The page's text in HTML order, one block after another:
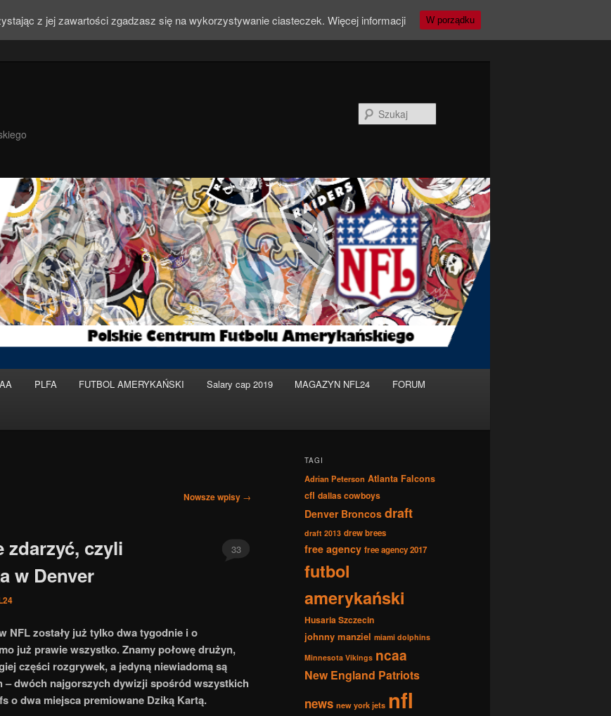
PLFA FUTBOL AMERYKAŃSKI Salary cap 2019 MAGAZYN NFL24 FORUM
Nowsze wpisy →
zdarzyć, czyli
w Denver
33
NFL zostały już tylko dwa tygodnie i o
już prawie wszystko. Znamy połowę drużyn,
części rozgrywek, a jedyną niewiadomą są
– dwóch najgorszych dywizji spośród wszystkich
o dwa miejsca premiowane Dziką Kartą.
TAGI
Adrian Peterson Atlanta Falcons
cfl dallas cowboys
Denver Broncos draft
draft 2013 drew brees
free agency free agency 2017
futbol
amerykański
Husaria Szczecin
johnny manziel miami dolphins
Minnesota Vikings ncaa
New England Patriots
news new york jets nfl
z jej zawartości zgadzasz się na wykorzystywanie ciasteczek. Więcej informacji W porządku